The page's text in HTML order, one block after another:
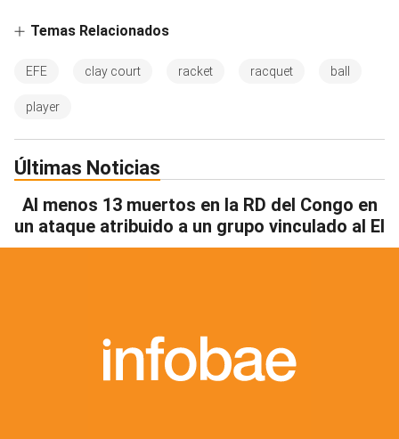
Temas Relacionados
EFE clay court racket racquet ball
player
Últimas Noticias
Al menos 13 muertos en la RD del Congo en
un ataque atribuido a un grupo vinculado al EI